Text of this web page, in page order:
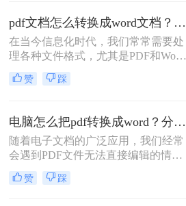
时间和精力。那么，在线pdf怎么转换
成word呢？答案就是使用转转大师在
线转换方法！本文将为您详细介绍转
转大师的功能和操作步骤，让您在文
件转换的道路上事半功倍。
pdf文档怎么转换成word文档？教你三种转换方法！
在当今信息化时代，我们常常需要处
理各种文件格式，尤其是PDF和Word
文档。PDF格式由于其稳定的排版和
跨平台的特点，被广泛应用于各种电
改文档的时候，Word文档却更为方
便。因此，pdf文档怎么转换成word文
档就成了许多人关心的问题。
赞 踩
电脑怎么把pdf转换成word？分享四种简单方法！
随着电子文档的广泛应用，我们经常
会遇到PDF文件无法直接编辑的情
况。幸运的是，有一种简单而高效的
方法可以将PDF文件转换成可编辑的
赞 踩